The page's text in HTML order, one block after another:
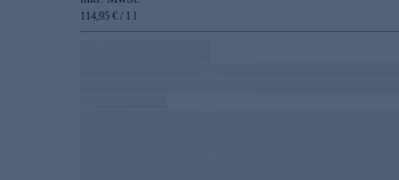
114,95 € / 1 l